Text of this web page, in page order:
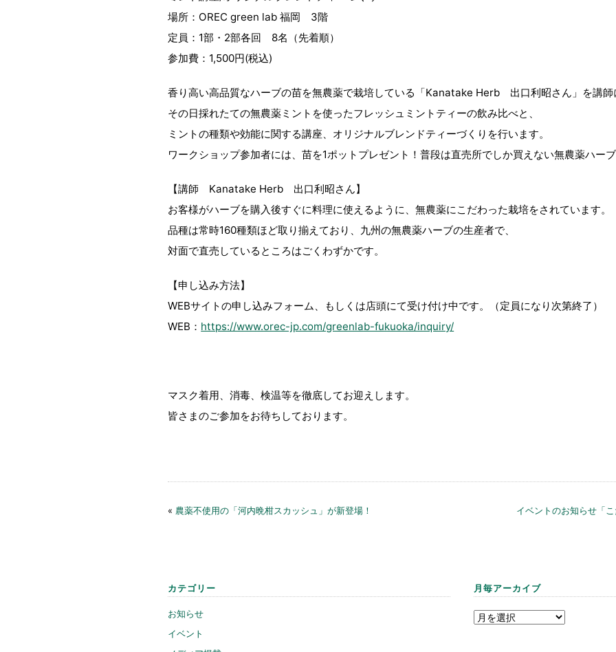
場所：OREC green lab 福岡 3階
定員：1部・2部各回 8名（先着順）
参加費：1,500円(税込)
香り高い高品質なハーブの苗を無農薬で栽培している「Kanatake Herb 出口利昭さん」を講師
その日採れたての無農薬ミントを使ったフレッシュミントティーの飲み比べと、
ミントの種類や効能に関する講座、オリジナルブレンドティーづくりを行います。
ワークショップ参加者には、苗を1ポットプレゼント！普段は直売所でしか買えない無農薬ハーブ
【講師 Kanatake Herb 出口利昭さん】
お客様がハーブを購入後すぐに料理に使えるように、無農薬にこだわった栽培をされています。
品種は常時160種類ほど取り揃えており、九州の無農薬ハーブの生産者で、
対面で直売しているところはごくわずかです。
【申し込み方法】
WEBサイトの申し込みフォーム、もしくは店頭にて受け付け中です。（定員になり次第終了）
WEB： https://www.orec-jp.com/greenlab-fukuoka/inquiry/
マスク着用、消毒、検温等を徹底してお迎えします。
皆さまのご参加をお待ちしております。
« 農薬不使用の「河内晩柑スカッシュ」が新登場！ イベントのお知らせ「
カテゴリー
お知らせ
イベント
月毎アーカイブ